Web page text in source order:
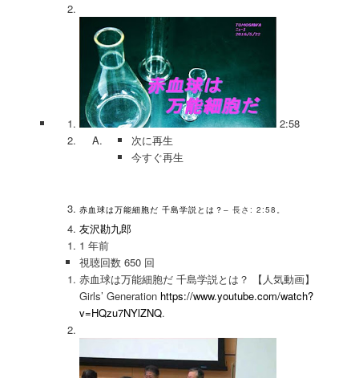
2:58
次に再生
今すぐ再生
赤血球は万能細胞だ 千島学説とは？– 長さ: 2:58。
友沢勘九郎
1 年前
視聴回数 650 回
赤血球は万能細胞だ 千島学説とは？ 【人気動画】
Girls’ Generation https://www.youtube.com/watch?
v=HQzu7NYlZNQ.